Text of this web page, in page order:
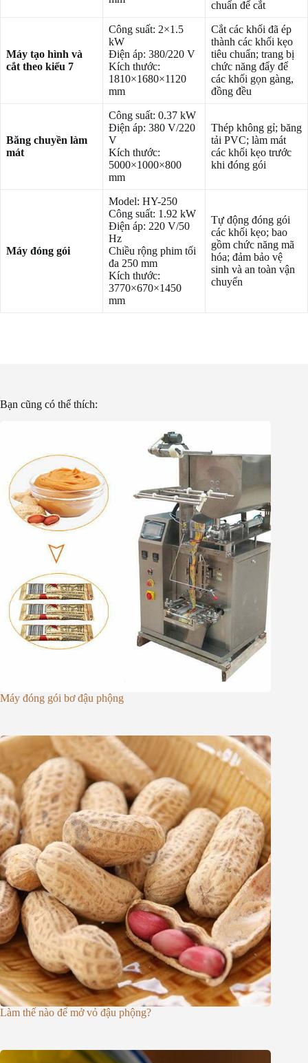
chuẩn để cắt
Máy tạo hình và
cắt theo kiểu 7
Công suất: 2×1.5
kW
Điện áp: 380/220 V
Kích thước:
1810×1680×1120
mm
Cắt các khối đã ép
thành các khối kẹo
tiêu chuẩn; trang bị
chức năng đẩy để
các khối gọn gàng,
đồng đều
Băng chuyền làm
mát
Công suất: 0.37 kW
Điện áp: 380 V/220
V
Kích thước:
5000×1000×800
mm
Thép không gỉ; băng
tải PVC; làm mát
các khối kẹo trước
khi đóng gói
Máy đóng gói
Model: HY-250
Công suất: 1.92 kW
Điện áp: 220 V/50
Hz
Chiều rộng phim tối
đa 250 mm
Kích thước:
3770×670×1450
mm
Tự động đóng gói
các khối kẹo; bao
gồm chức năng mã
hóa; đảm bảo vệ
sinh và an toàn vận
chuyển
Bạn cũng có thể thích:
Máy đóng gói bơ đậu phộng
Làm thế nào để mở vỏ đậu phộng?